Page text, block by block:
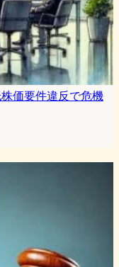
価要件違反で危機